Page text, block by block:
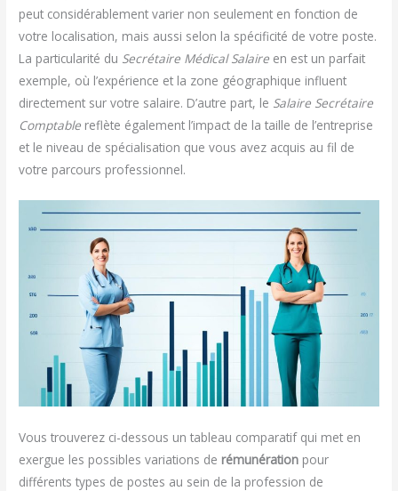
peut considérablement varier non seulement en fonction de
votre localisation, mais aussi selon la spécificité de votre poste.
La particularité du Secrétaire Médical Salaire en est un parfait
exemple, où l’expérience et la zone géographique influent
directement sur votre salaire. D’autre part, le Salaire Secrétaire
Comptable reflète également l’impact de la taille de l’entreprise
et le niveau de spécialisation que vous avez acquis au fil de
votre parcours professionnel.
Vous trouverez ci-dessous un tableau comparatif qui met en
exergue les possibles variations de rémunération pour
différents types de postes au sein de la profession de